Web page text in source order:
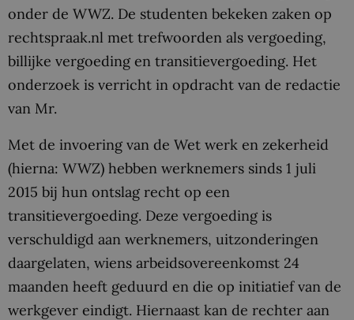
onder de WWZ. De studenten bekeken zaken op
rechtspraak.nl met trefwoorden als vergoeding,
billijke vergoeding en transitievergoeding. Het
onderzoek is verricht in opdracht van de redactie
van Mr.
Met de invoering van de Wet werk en zekerheid
(hierna: WWZ) hebben werknemers sinds 1 juli
2015 bij hun ontslag recht op een
transitievergoeding. Deze vergoeding is
verschuldigd aan werknemers, uitzonderingen
daargelaten, wiens arbeidsovereenkomst 24
maanden heeft geduurd en die op initiatief van de
werkgever eindigt. Hiernaast kan de rechter aan